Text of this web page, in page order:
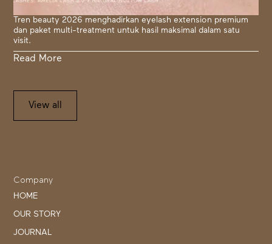
Tren beauty 2026 menghadirkan eyelash extension premium
dan paket multi-treatment untuk hasil maksimal dalam satu
visit.
Read More
View all
Company
HOME
OUR STORY
JOURNAL